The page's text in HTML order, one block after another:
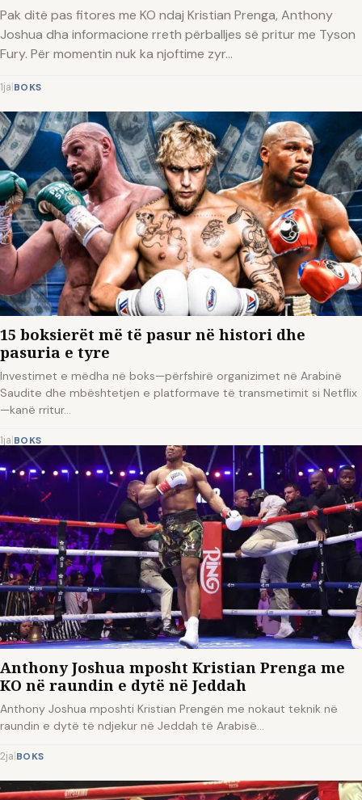
15 boksierët më të pasur në histori dhe
pasuria e tyre
Investimet e mëdha në boks—përfshirë organizimet në Arabinë
Saudite dhe mbështetjen e platformave të transmetimit si Netflix
—kanë rritur…
1ja BOKS
Anthony Joshua mposht Kristian Prenga me
KO në raundin e dytë në Jeddah
Anthony Joshua mposhti Kristian Prengën me nokaut teknik në
raundin e dytë të ndjekur në Jeddah të Arabisë…
2ja BOKS
Pak ditë pas fitores me KO ndaj Kristian Prenga, Anthony
Joshua dha informacione rreth përballjes së pritur me Tyson
Fury. Për momentin nuk ka njoftime zyr...
1ja BOKS